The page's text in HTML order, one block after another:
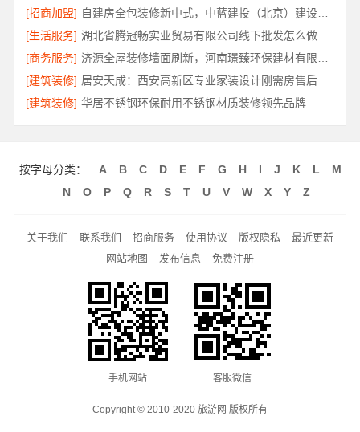
[招商加盟]
自建房全包装修新中式，中蓝建投（北京）建设有限公司武功分公司
[生活服务] 湖北省腾冠畅实业贸易有限公司线下批发怎么做
[商务服务]
[建筑装修]
居安天成：西安高新区专业家装设计刚需房售后完善
[建筑装修] 华居不锈钢环保耐用不锈钢材质装修领先品牌
按字母分类： A B C D E F G H I J K L
M
N
O P Q R S T U V W X Y Z
关于我们 联系我们 招商服务 使用协议 版权隐私
最近更新
网站地图
发布信息 免费注册
手机网站 客服微信
Copyright © 2010-2020 旅游网 版权所有